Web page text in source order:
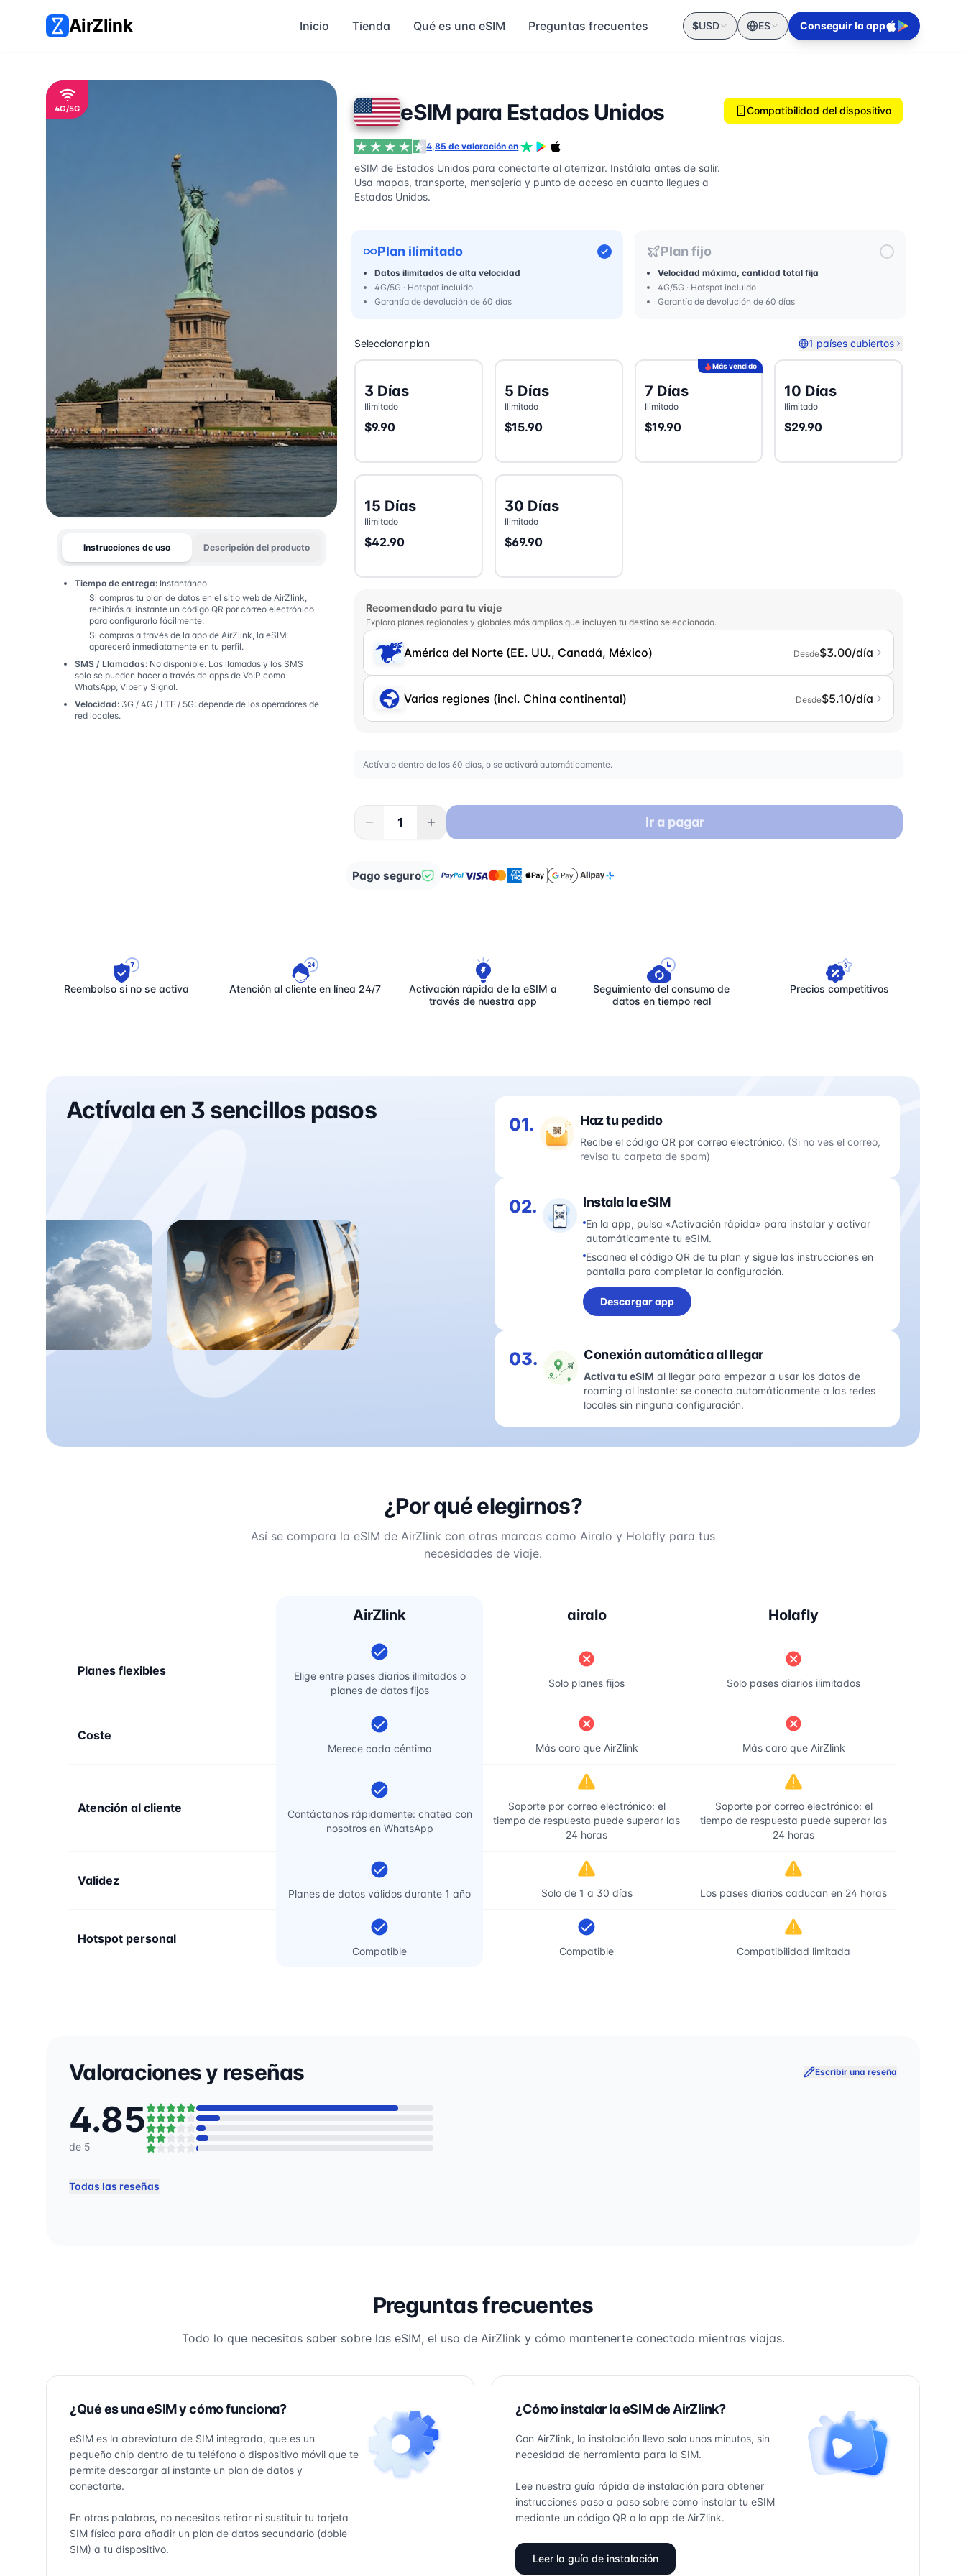
AirZlink Inicio Tienda Qué es una eSIM Preguntas frecuentes $USD ES Conseguir la app
4G/5G
Instrucciones de uso Descripción del producto
Tiempo de entrega: Instantáneo.
Si compras tu plan de datos en el sitio web de AirZlink,
recibirás al instante un código QR por correo electrónico
para configurarlo fácilmente.
Si compras a través de la app de AirZlink, la eSIM
aparecerá inmediatamente en tu perfil.
SMS / Llamadas: No disponible. Las llamadas y los SMS
solo se pueden hacer a través de apps de VoIP como
WhatsApp, Viber y Signal.
Velocidad: 3G / 4G / LTE / 5G: depende de los operadores de
red locales.
eSIM para Estados Unidos
4,85 de valoración en
eSIM de Estados Unidos para conectarte al aterrizar. Instálala antes de salir.
Usa mapas, transporte, mensajería y punto de acceso en cuanto llegues a
Estados Unidos.
Compatibilidad del dispositivo
Plan ilimitado
Datos ilimitados de alta velocidad
4G/5G · Hotspot incluido
Garantía de devolución de 60 días
Plan fijo
Velocidad máxima, cantidad total fija
4G/5G · Hotspot incluido
Garantía de devolución de 60 días
Seleccionar plan 1 países cubiertos
3 Días
Ilimitado
$9.90
5 Días
Ilimitado
$15.90
Más vendido
7 Días
Ilimitado
$19.90
10 Días
Ilimitado
$29.90
15 Días
Ilimitado
$42.90
30 Días
Ilimitado
$69.90
Recomendado para tu viaje
Explora planes regionales y globales más amplios que incluyen tu destino seleccionado.
América del Norte (EE. UU., Canadá, México) Desde$3.00/día
Varias regiones (incl. China continental) Desde$5.10/día
Actívalo dentro de los 60 días, o se activará automáticamente.
Ir a pagar
Pago seguro
Reembolso si no se activa Atención al cliente en línea 24/7
Activación rápida de la eSIM a
través de nuestra app
Seguimiento del consumo de
datos en tiempo real
Precios competitivos
Actívala en 3 sencillos pasos
01. Haz tu pedido
Recibe el código QR por correo electrónico. (Si no ves el correo,
revisa tu carpeta de spam)
02. Instala la eSIM
En la app, pulsa «Activación rápida» para instalar y activar
automáticamente tu eSIM.
Escanea el código QR de tu plan y sigue las instrucciones en
pantalla para completar la configuración.
Descargar app
03. Conexión automática al llegar
Activa tu eSIM al llegar para empezar a usar los datos de
roaming al instante: se conecta automáticamente a las redes
locales sin ninguna configuración.
¿Por qué elegirnos?
Así se compara la eSIM de AirZlink con otras marcas como Airalo y Holafly para tus
necesidades de viaje.
AirZlink airalo Holafly
Planes flexibles
Elige entre pases diarios ilimitados o
planes de datos fijos
Solo planes fijos Solo pases diarios ilimitados
Coste
Merece cada céntimo Más caro que AirZlink Más caro que AirZlink
Atención al cliente
Contáctanos rápidamente: chatea con
nosotros en WhatsApp
Soporte por correo electrónico: el
tiempo de respuesta puede superar las
24 horas
Soporte por correo electrónico: el
tiempo de respuesta puede superar las
24 horas
Validez
Planes de datos válidos durante 1 año Solo de 1 a 30 días Los pases diarios caducan en 24 horas
Hotspot personal
Compatible Compatible Compatibilidad limitada
Valoraciones y reseñas Escribir una reseña
4.85
de 5
Todas las reseñas
Preguntas frecuentes
Todo lo que necesitas saber sobre las eSIM, el uso de AirZlink y cómo mantenerte conectado mientras viajas.
¿Qué es una eSIM y cómo funciona?
eSIM es la abreviatura de SIM integrada, que es un
pequeño chip dentro de tu teléfono o dispositivo móvil que te
permite descargar al instante un plan de datos y
conectarte.
En otras palabras, no necesitas retirar ni sustituir tu tarjeta
SIM física para añadir un plan de datos secundario (doble
SIM) a tu dispositivo.
¿Cómo instalar la eSIM de AirZlink?
Con AirZlink, la instalación lleva solo unos minutos, sin
necesidad de herramienta para la SIM.
Lee nuestra guía rápida de instalación para obtener
instrucciones paso a paso sobre cómo instalar tu eSIM
mediante un código QR o la app de AirZlink.
Leer la guía de instalación